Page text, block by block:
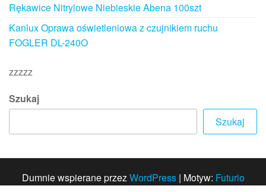
Rękawice Nitrylowe Niebieskie Abena 100szt
Kanlux Oprawa oświetleniowa z czujnikiem ruchu
FOGLER DL-240O
zzzzz
Szukaj
Szukaj
Dumnie wspierane przezWordPress | Motyw: Futurio